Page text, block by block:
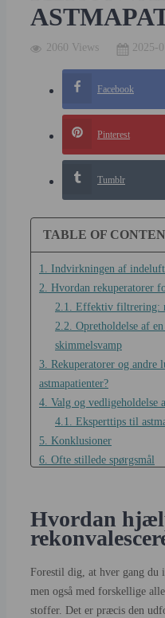
2060 Views 2025-
Facebook
Pinterest
Tumblr
TABLE OF
1. Indvirkningen af
2. Hvordan rekuperatorer
2.1. Effektiv filtrering:
2.2. Opretholdelse af
skimmelsvamp
3. Rekuperatorer og andre
astmapatienter?
4. Valg og vedligeholdelse
4.1. Eksperttips til
5. Konklusioner
6. Ofte stillede spørgsmål
6.2. Hvor ofte skal jeg
astma?
med astma?
6.4. Hvilken type filter
6.5. Øger installation af
Hvordan
Forestil dig, at hver gang du
men også med forskellige
stoffer. Det er præcis den